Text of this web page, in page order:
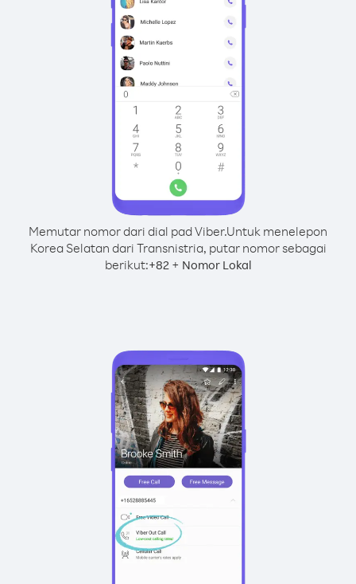
Memutar nomor dari dial pad Viber.Untuk menelepon
Korea Selatan dari Transnistria, putar nomor sebagai
berikut:+82+ Nomor Lokal